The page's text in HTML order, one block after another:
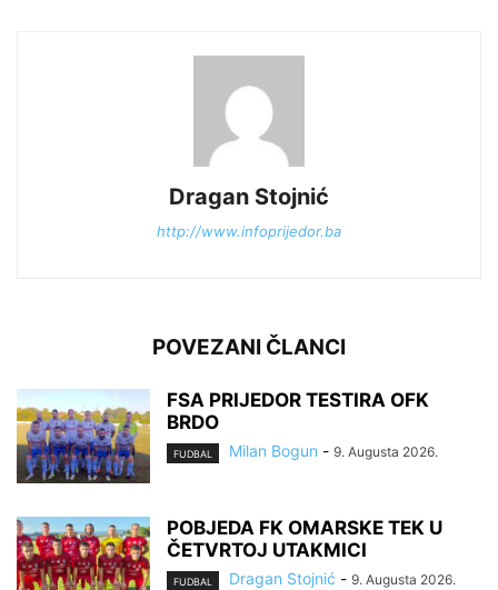
Dragan Stojnić
http://www.infoprijedor.ba
POVEZANI ČLANCI
FSA PRIJEDOR TESTIRA OFK
BRDO
FUDBAL Milan Bogun - 9. Augusta 2026.
POBJEDA FK OMARSKE TEK U
ČETVRTOJ UTAKMICI
FUDBAL Dragan Stojnić - 9. Augusta 2026.